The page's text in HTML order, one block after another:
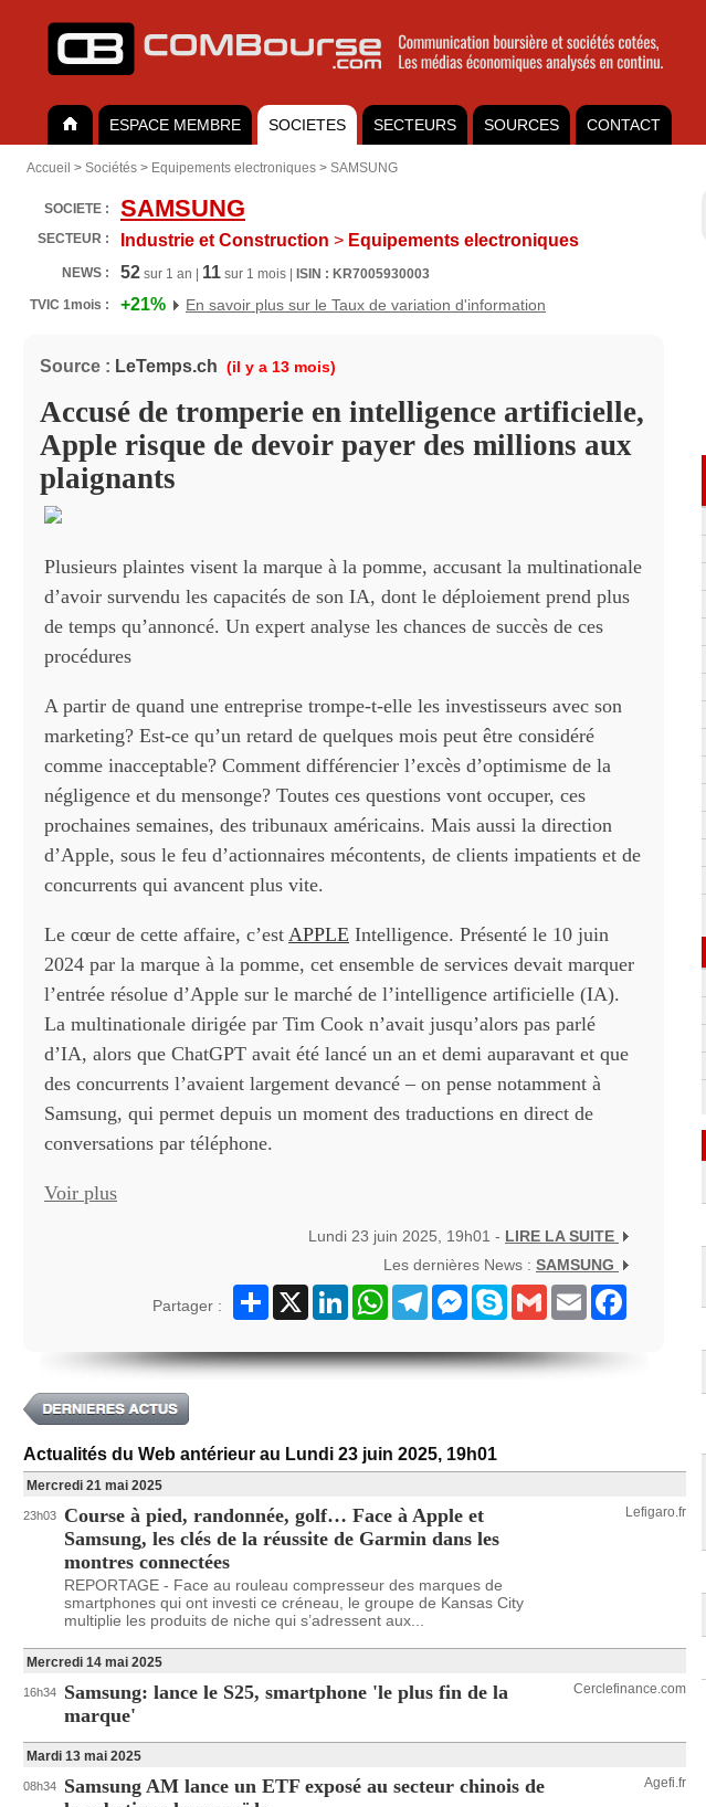
ESPACE MEMBRE SOCIETES SECTEURS SOURCES CONTACT
Accueil > Sociétés > Equipements electroniques > SAMSUNG
SOCIETE : SAMSUNG
SECTEUR : Industrie et Construction > Equipements electroniques
NEWS : 52 sur 1 an | 11 sur 1 mois |
ISIN : KR7005930003
TVIC 1mois :
+21% En savoir plus sur le Taux de variation d'information
Source : LeTemps.ch (il y a 13 mois)
Accusé de tromperie en intelligence artificielle,
Apple risque de devoir payer des millions aux
plaignants
Plusieurs plaintes visent la marque à la pomme, accusant la multinationale
d’avoir survendu les capacités de son IA, dont le déploiement prend plus
de temps qu’annoncé. Un expert analyse les chances de succès de ces
procédures
A partir de quand une entreprise trompe-t-elle les investisseurs avec son
marketing? Est-ce qu’un retard de quelques mois peut être considéré
comme inacceptable? Comment différencier l’excès d’optimisme de la
négligence et du mensonge? Toutes ces questions vont occuper, ces
prochaines semaines, des tribunaux américains. Mais aussi la direction
d’Apple, sous le feu d’actionnaires mécontents, de clients impatients et de
concurrents qui avancent plus vite.
Le cœur de cette affaire, c’est APPLE Intelligence. Présenté le 10 juin
2024 par la marque à la pomme, cet ensemble de services devait marquer
l’entrée résolue d’Apple sur le marché de l’intelligence artificielle (IA).
La multinationale dirigée par Tim Cook n’avait jusqu’alors pas parlé
d’IA, alors que ChatGPT avait été lancé un an et demi auparavant et que
des concurrents l’avaient largement devancé – on pense notamment à
Samsung, qui permet depuis un moment des traductions en direct de
conversations par téléphone.
Voir plus
Lundi 23 juin 2025, 19h01 - LIRE LA SUITE
Les dernières News : SAMSUNG
Partager :
Partager
X LinkedInWhatsAppTelegramMessenger
Skype Gmail Email
Actualités du Web antérieur au Lundi 23 juin 2025, 19h01
Mercredi 21 mai 2025
23h03
Course à pied, randonnée, golf… Face à Apple et
Samsung, les clés de la réussite de Garmin dans les
montres connectées
REPORTAGE - Face au rouleau compresseur des marques de
smartphones qui ont investi ce créneau, le groupe de Kansas City
multiplie les produits de niche qui s’adressent aux...
Lefigaro.fr
Mercredi 14 mai 2025
16h34
Samsung: lance le S25, smartphone 'le plus fin de la
marque'
Cerclefinance.com
Mardi 13 mai 2025
08h34
Samsung AM lance un ETF exposé au secteur chinois de
Agefi.fr